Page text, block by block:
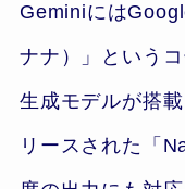
Geminiには
ナナ）」という
生成モデルが搭
リースされた「